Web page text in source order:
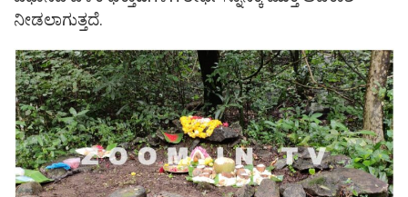
ನೀಡಲಾಗುತ್ತದೆ.